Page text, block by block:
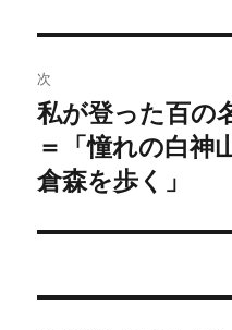
ビ
ゲ
ー
シ
ン
投
稿:
次
次
の
投
私が登った百の
＝「憧れの白神
倉森を歩く」